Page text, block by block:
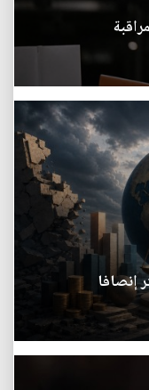
إنصافا